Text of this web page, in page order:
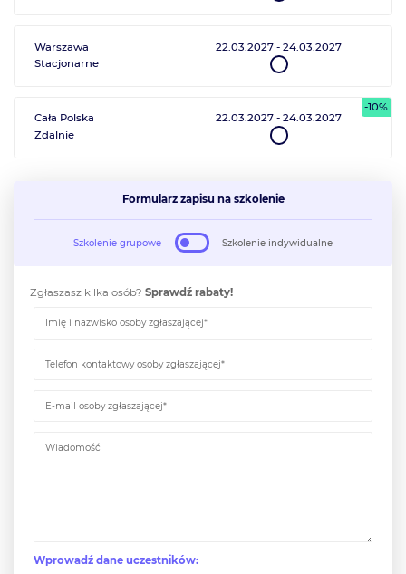
Warszawa 22.03.2027 -24.03.2027
Stacjonarne
-10%
Cała Polska
22.03.2027 -24.03.2027
Zdalnie
Formularz zapisu na szkolenie
Szkolenie grupowe Szkolenie indywidualne
Zgłaszasz kilka osób? Sprawdź rabaty!
Wprowadź dane uczestników: